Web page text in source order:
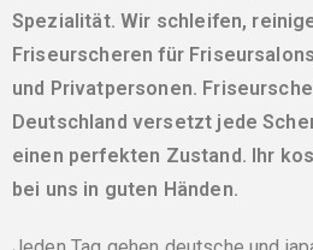
Spezialität. Wir schleifen,
Friseurscheren für
und Privatpersonen.
Deutschland versetzt jede
einen perfekten Zustand. Ihr
bei uns in guten Händen.